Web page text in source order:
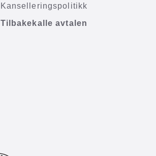
Kanselleringspolitikk
Tilbakekalle avtalen